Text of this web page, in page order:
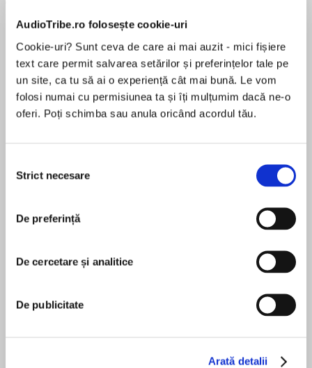
AudioTribe.ro folosește cookie-uri
Cookie-uri? Sunt ceva de care ai mai auzit - mici fișiere
text care permit salvarea setărilor și preferințelor tale pe
un site, ca tu să ai o experiență cât mai bună. Le vom
folosi numai cu permisiunea ta și îți mulțumim dacă ne-o
oferi. Poți schimba sau anula oricând acordul tău.
consimțământului
Strict necesare
De preferință
De cercetare și analitice
De publicitate
Arată detalii
Elita de Argint (Elita
de...
Dani Francis
Diavolul se îmbracă de
la...
Lauren Weisberger Sohn Won-pyung
Desprecarte
Născută într-una dintre cele mai importante
familii mafiote din Chicago, Aria Scuderi este o
prințesă a mafiei renumită pentru frumusețea
aduc, de fapt, condamnarea atunci când este
forțată să se căsătorească cu Luca Vitiello
Luca este viitorul Capo al Famigliei din New
În acest moment nu există recenzii